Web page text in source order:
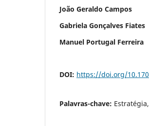
João Geraldo Campos
Gabriela Gonçalves Fiates
Manuel Portugal Ferreira
DOI: https://doi.org/
Palavras-chave: